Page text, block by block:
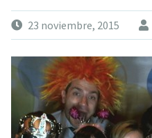
23 noviembre, 2015